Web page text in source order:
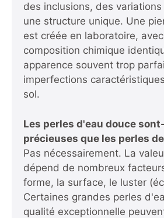
des inclusions, des
une structure unique. Une
est créée en laboratoire,
composition chimique
apparence souvent trop
imperfections
sol.
Les perles d'eau douce
précieuses que les perles
Pas nécessairement. La
dépend de nombreux
forme, la surface, le luster
Certaines grandes perles
qualité exceptionnelle